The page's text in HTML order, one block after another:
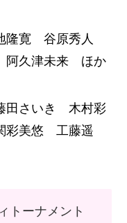
隆寛 谷原秀人
久津未来 ほか
さいき 木村彩
美悠 工藤遥
トーナメント